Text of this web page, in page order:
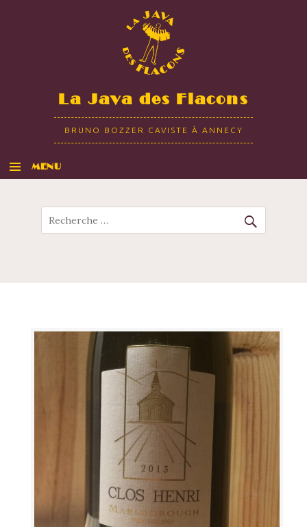
La Java des Flacons
BRUNO BOZZER CAVISTE À ANNECY
MENU
Recherche